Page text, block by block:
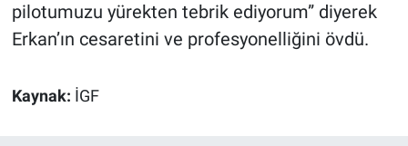
pilotumuzu yürekten tebrik ediyorum” diyerek
Erkan’ın cesaretini ve profesyonelliğini övdü.
Kaynak: İGF